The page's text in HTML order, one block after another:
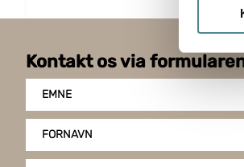
på
Kontakt os via
EMNE
FORNAVN